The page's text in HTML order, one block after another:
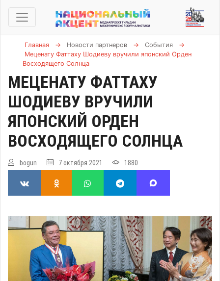
Главная → Новости партнеров → События
→
Меценату Фаттаху Шодиеву вручили японский Орден
Восходящего Солнца
МЕЦЕНАТУ ФАТТАХУ
ШОДИЕВУ ВРУЧИЛИ
ЯПОНСКИЙ ОРДЕН
ВОСХОДЯЩЕГО СОЛНЦА
bogun 7 октября 2021 1880